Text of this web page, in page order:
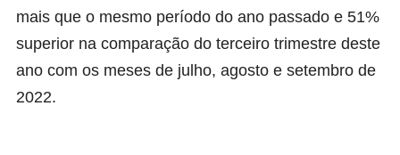
mais que o mesmo período do ano passado e 51%
superior na comparação do terceiro trimestre deste
ano com os meses de julho, agosto e setembro de
2022.